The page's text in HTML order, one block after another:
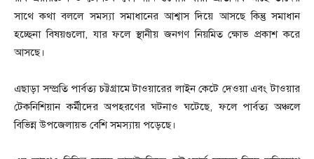
সাথে কথা বললে সমস্যা সমাধানের আশ্বাস দিয়ে আসছে কিন্তু সমাধান
হচ্ছেনা বিষয়গুলো, যার ফলে স্থানীয় জনগণ নিয়মিত ক্ষোভ প্রকাশ করে
আসছে।
এছাড়া সম্প্রতি পার্বত্য চট্টগ্রামে টাওয়ারের লাইন কেটে দেওয়া এবং টাওয়ার
টেকনিশিয়ান কর্মীদের অপহরণের ঘটনাও ঘটেছে, ফলে পার্বত্য অঞ্চলে
বিভিন্ন উপজেলায়ভ বেশি সমস্যায় পড়েছে।